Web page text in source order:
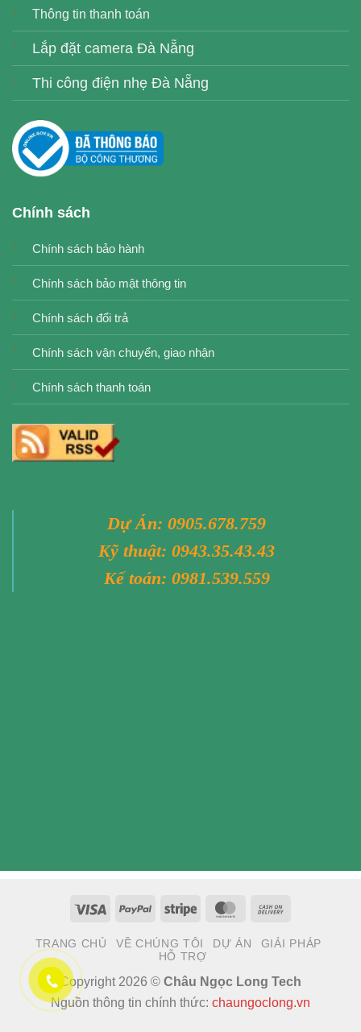
Thông tin thanh toán
Lắp đặt camera Đà Nẵng
Thi công điện nhẹ Đà Nẵng
Chính sách
Chính sách bảo hành
Chính sách bảo mật thông tin
Chính sách đổi trả
Chính sách vận chuyển, giao nhận
Chính sách thanh toán
Dự Án: 0905.678.759
Kỹ thuật: 0943.35.43.43
Kế toán: 0981.539.559
Visa PayPal Stripe MasterCard
Delivery
TRANG CHỦ VỀ CHÚNG TÔI DỰ ÁN
GIẢI PHÁP
HỖ TRỢ
Copyright 2026 © Châu Ngọc Long Tech
Nguồn thông tin chính thức: chaungoclong.vn